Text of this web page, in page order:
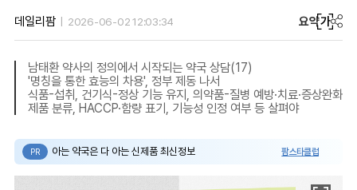
데일리팜 2026-06-02 12:03:34 요약가
남태환 약사의 정의에서 시작되는 약국 상담(17)
'명칭을 통한 효능의 차용', 정부 제동 나서
식품-섭취, 건기식-정상 기능 유지, 의약품-질병 예방·치료·증상완화
제품 분류, HACCP·함량 표기, 기능성 인정 여부 등 살펴야
PR 아는 약국은 다 아는 신제품 최신정보 팜스타클럽